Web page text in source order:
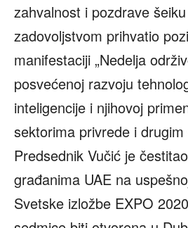
zahvalnost i pozdrave
zadovoljstvom prihvatio
manifestaciji „Nedelja
posvećenoj razvoju
inteligencije i njihovoj
sektorima privrede i
Predsednik Vučić je
građanima UAE na
Svetske izložbe EXPO